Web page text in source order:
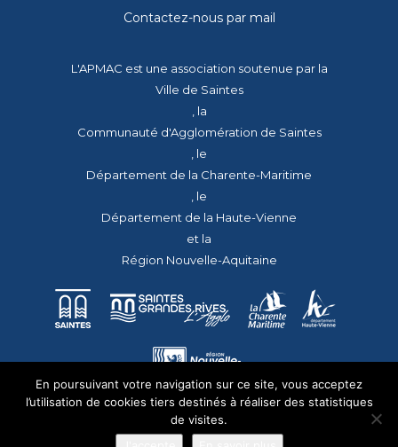
Contactez-nous par mail
L'APMAC est une association soutenue par la
Ville de Saintes
, la
Communauté d'Agglomération de Saintes
, le
Département de la Charente-Maritime
, le
Département de la Haute-Vienne
et la
Région Nouvelle-Aquitaine
En poursuivant votre navigation sur ce site, vous acceptez
l’utilisation de cookies tiers destinés à réaliser des statistiques
de visites.